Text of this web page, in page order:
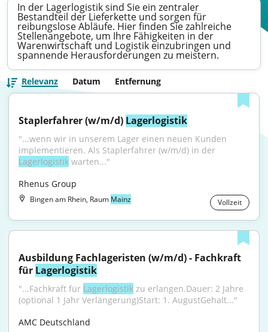
In der Lagerlogistik sind Sie ein zentraler
Bestandteil der Lieferkette und sorgen für
reibungslose Abläufe. Hier finden Sie zahlreiche
Stellenangebote, um Ihre Fähigkeiten in der
Warenwirtschaft und Logistik einzubringen und
spannende Herausforderungen zu meistern.
Relevanz Datum Entfernung
Staplerfahrer (w/m/d) Lagerlogistik
"...wenn wir in unserem Lager einen neuen Kunden
Lagerlogistik warten..."
Rhenus Group
Bingen am Rhein, Raum Mainz Vollzeit
Ausbildung Fachlageristen (w/m/d) - Fachkraft
für Lagerlogistik
"...Fachkraft für Lagerlogistik zu erlangen.Dauer: 2 Jahre
(optional 1 Jahr Verlängerung)Start: 1. AugustGehalt..."
AMC Deutschland